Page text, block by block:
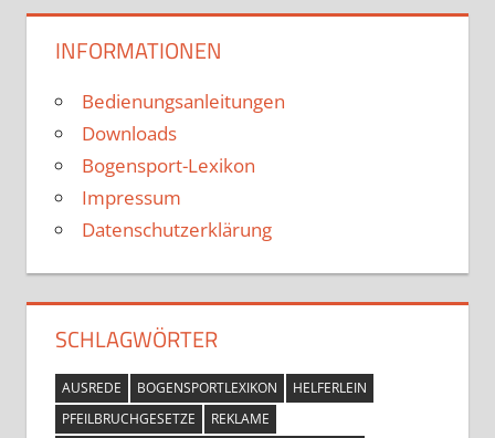
INFORMATIONEN
Bedienungsanleitungen
Downloads
Bogensport-Lexikon
Impressum
Datenschutzerklärung
SCHLAGWÖRTER
AUSREDE BOGENSPORTLEXIKON
HELFERLEIN
PFEILBRUCHGESETZE
REKLAME